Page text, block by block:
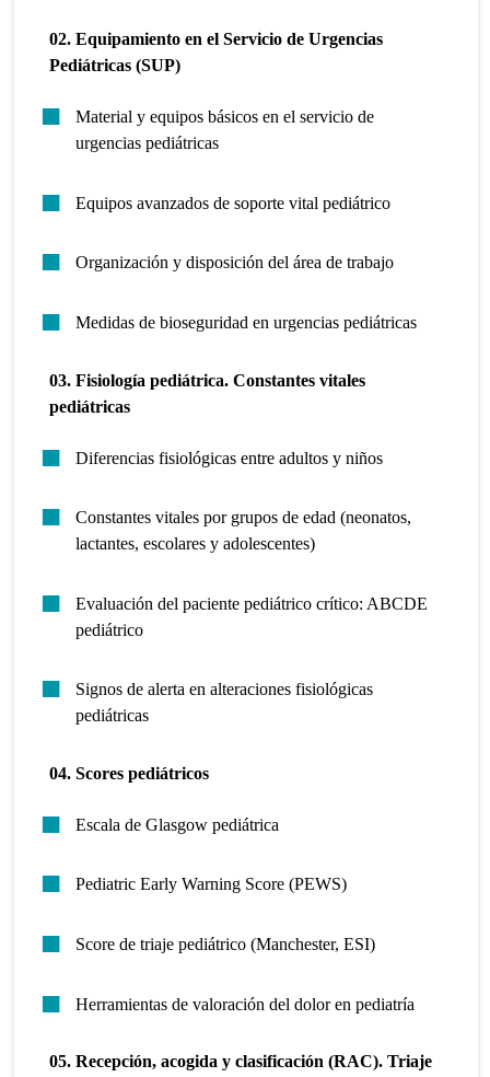
02.Equipamiento en el Servicio de Urgencias
Pediátricas (SUP)
Material y equipos básicos en el servicio de
urgencias pediátricas
Equipos avanzados de soporte vital pediátrico
Organización y disposición del área de trabajo
Medidas de bioseguridad en urgencias pediátricas
03. Fisiología pediátrica. Constantes vitales
pediátricas
Diferencias fisiológicas entre adultos y niños
Constantes vitales por grupos de edad (neonatos,
lactantes, escolares y adolescentes)
Evaluación del paciente pediátrico crítico: ABCDE
pediátrico
Signos de alerta en alteraciones fisiológicas
pediátricas
04. Scores pediátricos
Escala de Glasgow pediátrica
Pediatric Early Warning Score (PEWS)
Score de triaje pediátrico (Manchester, ESI)
Herramientas de valoración del dolor en pediatría
05. Recepción, acogida y clasificación (RAC). Triaje